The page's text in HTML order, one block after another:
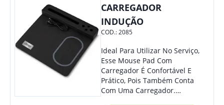
Inferior Com Anel Cortador De
Lacre (Removível).
CARREGADOR
INDUÇÃO
COD.:2085
Ideal Para Utilizar No Serviço,
Esse Mouse Pad Com
Carregador É Confortável E
Prático, Pois Também Conta
Com Uma Carregador.